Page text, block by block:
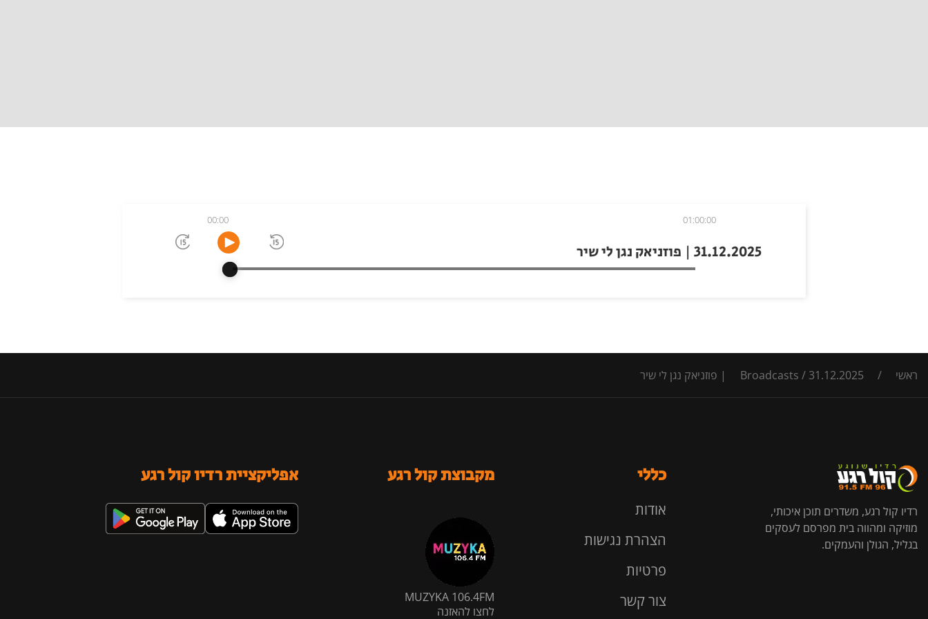
31.12.2025 | פוזניאק נגן לי שיר
00:00 01:00:00
ראשי /
Broadcasts / 31.12.2025 | פוזניאק נגן לי שיר
רדיו קול רגע, משדרים תוכן איכותי,
מוזיקה ומהווה בית מפרסם לעסקים
בגליל, הגולן והעמקים.
כללי
אודות
הצהרת נגישות
פרטיות
צור קשר
מקבוצת קול רגע
MUZYKA 106.4FM
לחצו להאזנה
אפליקציית רדיו קול רגע